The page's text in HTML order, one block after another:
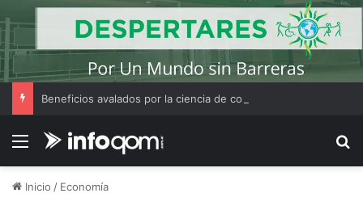
Beneficios avalados por la ciencia de convivir con gatos
Menú
Inicio / Economía